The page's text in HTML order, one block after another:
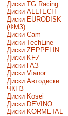
Диски TG Racing
Диски ALLTECH
Диски EURODISK
(ФМЗ)
Диски Cam
Диски TechLine
Диски ZEPPELIN
Диски KFZ
Диски ГАЗ
Диски Vianor
Диски Автодиски
ЧКПЗ
Диски Kosei
Диски DEVINO
Диски KORMETAL